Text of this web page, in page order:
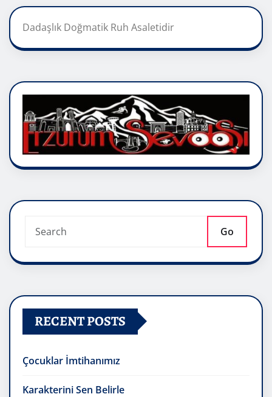
Dadaşlık Doğmatik Ruh Asaletidir
Go
RECENT POSTS
Çocuklar İmtihanımız
Karakterini Sen Belirle